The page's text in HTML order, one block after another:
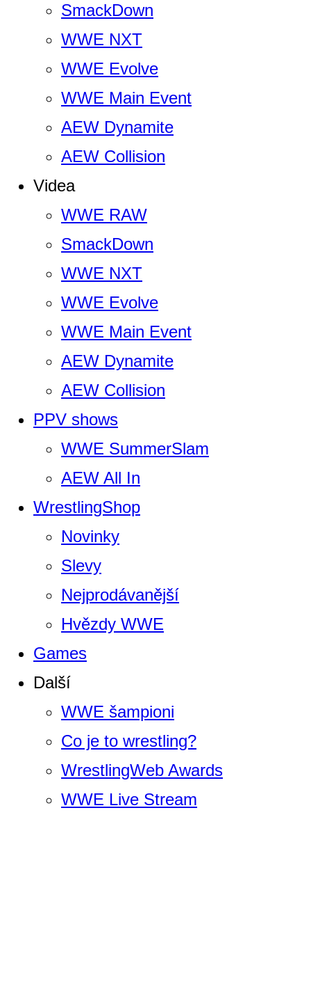
SmackDown
WWE NXT
WWE Evolve
WWE Main Event
AEW Dynamite
AEW Collision
Videa
WWE RAW
SmackDown
WWE NXT
WWE Evolve
WWE Main Event
AEW Dynamite
AEW Collision
PPV shows
WWE SummerSlam
AEW All In
WrestlingShop
Novinky
Slevy
Nejprodávanější
Hvězdy WWE
Games
Další
WWE šampioni
Co je to wrestling?
WrestlingWeb Awards
WWE Live Stream